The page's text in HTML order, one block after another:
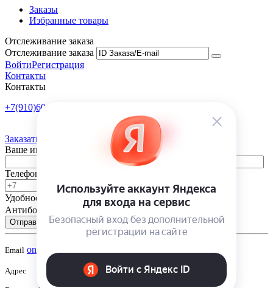
Заказы
Избранные товары
Отслеживание заказа
Отслеживание заказа
ВойтиРегистрация
Контакты
Контакты
+7(910)601-10-10
Заказать обратный звонок
Ваше имя
Телефон
Удобное время
-
Антибот
Отправить
Email onsad@onsad.ru
Адрес